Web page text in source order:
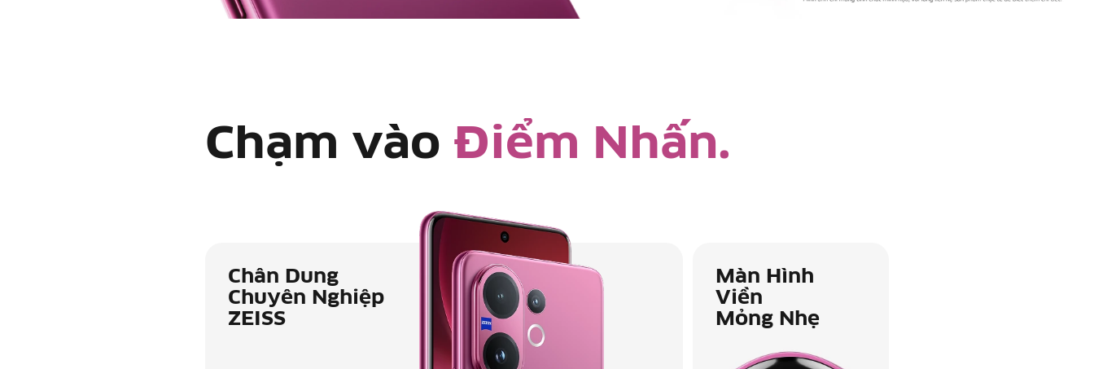
Chạm vào Điểm Nhấn.
Chân Dung
Chuyên Nghiệp
ZEISS
Màn Hình
Viền
Mỏng Nhẹ